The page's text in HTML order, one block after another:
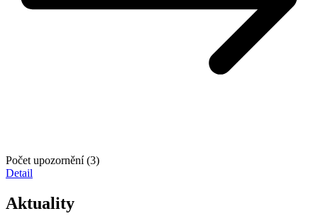
Počet upozornění (3)
Detail
Aktuality